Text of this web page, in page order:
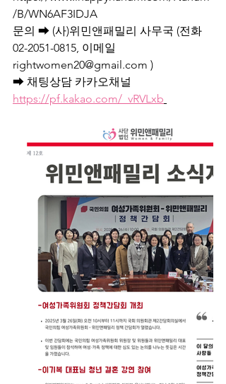
/B/WN6AF3IDJA
문의 ➡ (사)위민앤패밀리 사무국 (전화
02-2051-0815, 이메일
rightwomen20@gmail.com )
➡ 채팅상담 카카오채널
https://pf.kakao.com/_vRVLxb